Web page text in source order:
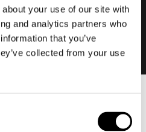
your use of our site with
and analytics partners who
that you’ve
collected from your use